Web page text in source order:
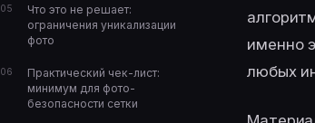
Что это не решает:
ограничения уникализации
фото
Практический чек-лист:
минимум для фото-
безопасности сетки
именно
любых